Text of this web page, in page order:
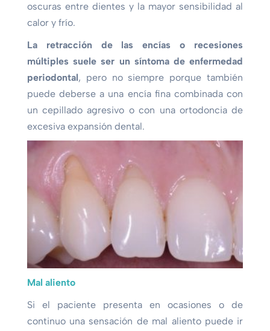
oscuras entre dientes y la mayor sensibilidad al
calor y frío.
La retracción de las encías o recesiones
múltiples suele ser un síntoma de enfermedad
periodontal, pero no siempre porque también
puede deberse a una encía fina combinada con
un cepillado agresivo o con una ortodoncia de
excesiva expansión dental.
Mal aliento
Si el paciente presenta en ocasiones o de
continuo una sensación de mal aliento puede ir